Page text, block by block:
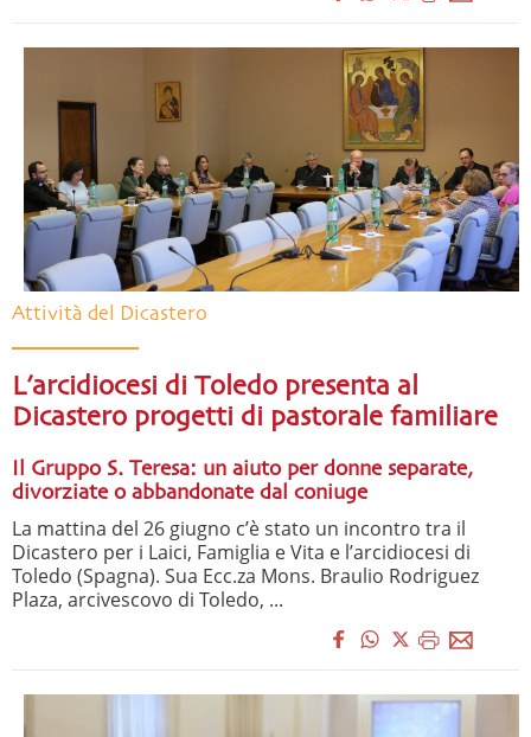
Attività del Dicastero
L’arcidiocesi di Toledo presenta al
Dicastero progetti di pastorale familiare
Il Gruppo S. Teresa: un aiuto per donne separate,
divorziate o abbandonate dal coniuge
La mattina del 26 giugno c’è stato un incontro tra il
Dicastero per i Laici, Famiglia e Vita e l’arcidiocesi di
Toledo (Spagna). Sua Ecc.za Mons. Braulio Rodriguez
Plaza, arcivescovo di Toledo, ...